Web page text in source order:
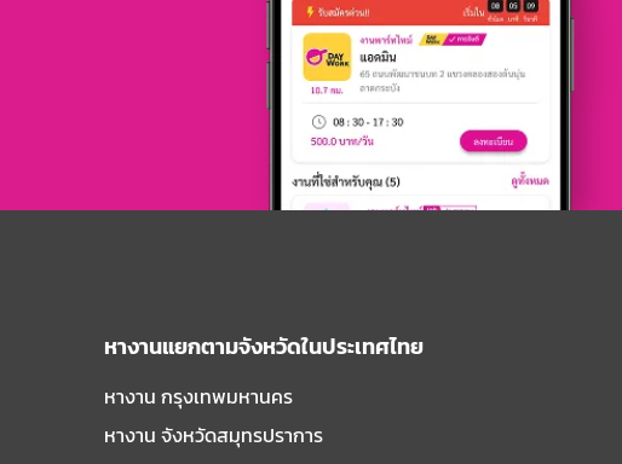
หางานแยกตามจังหวัดในประเทศไทย
หางาน กรุงเทพมหานคร
หางาน จังหวัดสมุทรปราการ